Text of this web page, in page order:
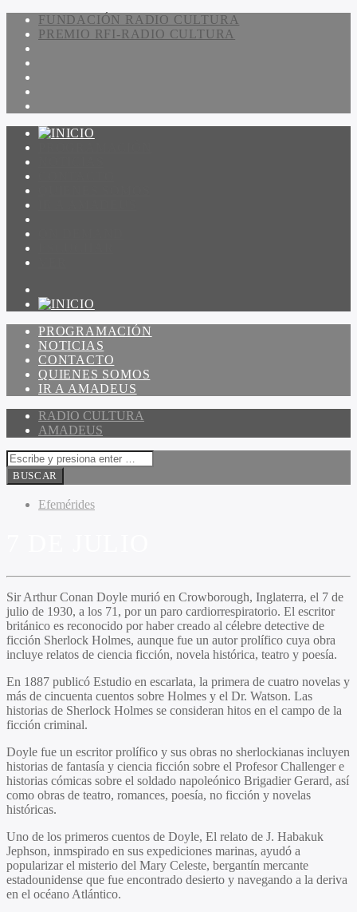
FUNDACIÓN RADIO CULTURA
PREMIO RFI-RADIO CULTURA
PROGRAMACIÓN
NOTICIAS
CONTACTO
QUIENES SOMOS
IR A AMADEUS
RADIO CULTURA
AMADEUS
Efemérides
Sir Arthur Conan Doyle murió en Crowborough, Inglaterra, el 7 de
julio de 1930, a los 71, por un paro cardiorrespiratorio. El escritor
británico es reconocido por haber creado al célebre detective de
ficción Sherlock Holmes, aunque fue un autor prolífico cuya obra
incluye relatos de ciencia ficción, novela histórica, teatro y poesía.
En 1887 publicó Estudio en escarlata, la primera de cuatro novelas y
más de cincuenta cuentos sobre Holmes y el Dr. Watson. Las
historias de Sherlock Holmes se consideran hitos en el campo de la
ficción criminal.
Doyle fue un escritor prolífico y sus obras no sherlockianas incluyen
historias de fantasía y ciencia ficción sobre el Profesor Challenger e
historias cómicas sobre el soldado napoleónico Brigadier Gerard, así
como obras de teatro, romances, poesía, no ficción y novelas
históricas.
Uno de los primeros cuentos de Doyle, El relato de J. Habakuk
Jephson, inmspirado en sus expediciones marinas, ayudó a
popularizar el misterio del Mary Celeste, bergantín mercante
estadounidense que fue encontrado desierto y navegando a la deriva
en el océano Atlántico.